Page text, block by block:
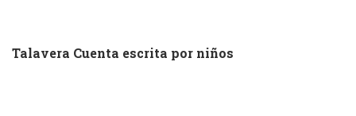
Talavera Cuenta escrita por niños